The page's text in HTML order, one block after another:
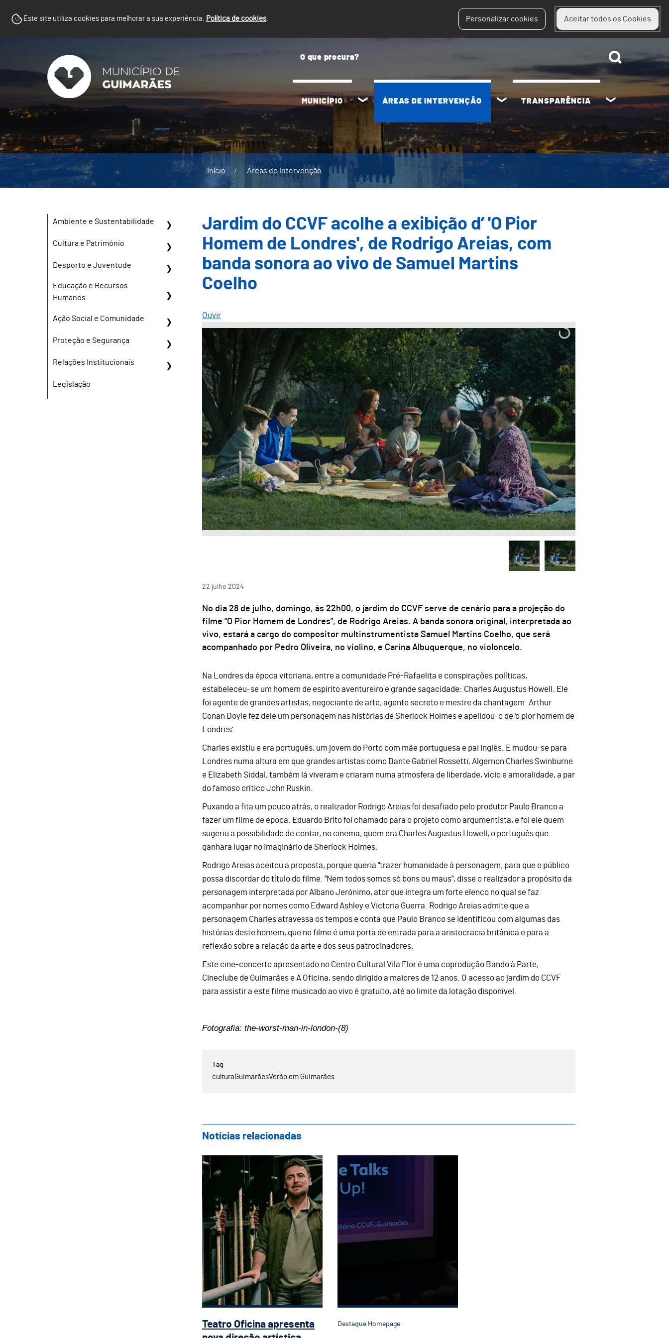
Este site utiliza cookies para melhorar a sua experiência. Política de cookies. Personalizar cookies Aceitar todos os Cookies
MUNICÍPIO ÁREAS DE INTERVENÇÃO TRANSPARÊNCIA
Início Áreas de Intervenção
Ambiente e Sustentabilidade
Cultura e Património
Desporto e Juventude
Educação e Recursos
Humanos
Ação Social e Comunidade
Proteção e Segurança
Relações Institucionais
Legislação
Jardim do CCVF acolhe a exibição d’ 'O Pior
Homem de Londres', de Rodrigo Areias, com
banda sonora ao vivo de Samuel Martins
Coelho
Ouvir
22 julho 2024
No dia 28 de julho, domingo, às 22h00, o jardim do CCVF serve de cenário para a projeção do
filme “O Pior Homem de Londres”, de Rodrigo Areias. A banda sonora original, interpretada ao
vivo, estará a cargo do compositor multinstrumentista Samuel Martins Coelho, que será
acompanhado por Pedro Oliveira, no violino, e Carina Albuquerque, no violoncelo.
Na Londres da época vitoriana, entre a comunidade Pré-Rafaelita e conspirações políticas,
estabeleceu-se um homem de espírito aventureiro e grande sagacidade: Charles Augustus Howell. Ele
foi agente de grandes artistas, negociante de arte, agente secreto e mestre da chantagem. Arthur
Conan Doyle fez dele um personagem nas histórias de Sherlock Holmes e apelidou-o de 'o pior homem de
Londres'.
Charles existiu e era português, um jovem do Porto com mãe portuguesa e pai inglês. E mudou-se para
Londres numa altura em que grandes artistas como Dante Gabriel Rossetti, Algernon Charles Swinburne
e Elizabeth Siddal, também lá viveram e criaram numa atmosfera de liberdade, vício e amoralidade, a par
do famoso crítico John Ruskin.
Puxando a fita um pouco atrás, o realizador Rodrigo Areias foi desafiado pelo produtor Paulo Branco a
fazer um filme de época. Eduardo Brito foi chamado para o projeto como argumentista, e foi ele quem
sugeriu a possibilidade de contar, no cinema, quem era Charles Augustus Howell, o português que
ganhara lugar no imaginário de Sherlock Holmes.
Rodrigo Areias aceitou a proposta, porque queria "trazer humanidade à personagem, para que o público
possa discordar do título do filme. "Nem todos somos só bons ou maus", disse o realizador a propósito da
personagem interpretada por Albano Jerónimo, ator que integra um forte elenco no qual se faz
acompanhar por nomes como Edward Ashley e Victoria Guerra. Rodrigo Areias admite que a
personagem Charles atravessa os tempos e conta que Paulo Branco se identificou com algumas das
histórias deste homem, que no filme é uma porta de entrada para a aristocracia britânica e para a
reflexão sobre a relação da arte e dos seus patrocinadores.
Este cine-concerto apresentado no Centro Cultural Vila Flor é uma coprodução Bando à Parte,
Cineclube de Guimarães e A Oficina, sendo dirigido a maiores de 12 anos. O acesso ao jardim do CCVF
para assistir a este filme musicado ao vivo é gratuito, até ao limite da lotação disponível.
Fotografia: the-worst-man-in-london-(8)
culturaGuimarãesVerão em Guimarães
Notícias relacionadas
Teatro Oficina apresenta nova direção artística com Bruno dos Reis ao leme e convida
Teatro Oficina apresenta
Textile Talks destacam inovação e sustentabilidade na
Destaque Homepage